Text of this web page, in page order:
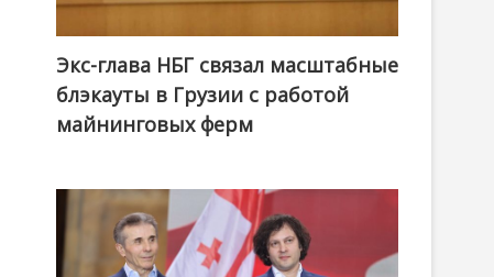
Экс-глава НБГ связал масштабные
блэкауты в Грузии с работой
майнинговых ферм